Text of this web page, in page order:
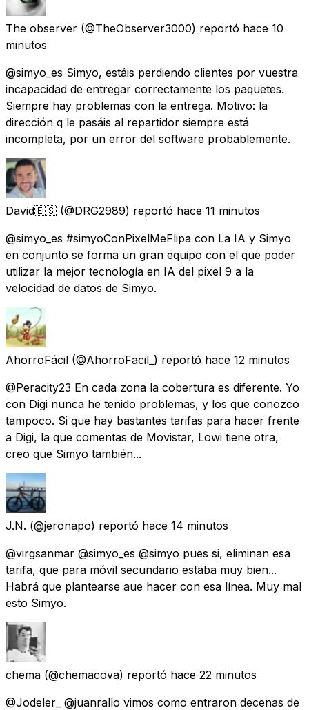
The observer (@TheObserver3000) reportó hace 10
minutos
@simyo_es Simyo, estáis perdiendo clientes por vuestra
incapacidad de entregar correctamente los paquetes.
Siempre hay problemas con la entrega. Motivo: la
dirección q le pasáis al repartidor siempre está
incompleta, por un error del software probablemente.
David🇪🇸 (@DRG2989) reportó hace 11 minutos
@simyo_es #simyoConPixelMeFlipa con La IA y Simyo
en conjunto se forma un gran equipo con el que poder
utilizar la mejor tecnología en IA del pixel 9 a la
velocidad de datos de Simyo.
AhorroFácil (@AhorroFacil_) reportó hace 12 minutos
@Peracity23 En cada zona la cobertura es diferente. Yo
con Digi nunca he tenido problemas, y los que conozco
tampoco. Si que hay bastantes tarifas para hacer frente
a Digi, la que comentas de Movistar, Lowi tiene otra,
creo que Simyo también...
J.N. (@jeronapo) reportó hace 14 minutos
@virgsanmar @simyo_es @simyo pues si, eliminan esa
tarifa, que para móvil secundario estaba muy bien...
Habrá que plantearse aue hacer con esa línea. Muy mal
esto Simyo.
chema (@chemacova) reportó hace 22 minutos
@Jodeler_ @juanrallo vimos como entraron decenas de